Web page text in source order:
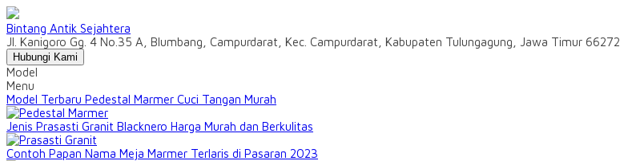
Bintang Antik Sejahtera
Jl. Kanigoro Gg. 4 No.35 A, Blumbang, Campurdarat, Kec. Campurdarat, Kabupaten Tulungagung, Jawa Timur 66272
Hubungi Kami
Model
Menu
Model Terbaru Pedestal Marmer Cuci Tangan Murah
Jenis Prasasti Granit Blacknero Harga Murah dan Berkulitas
Contoh Papan Nama Meja Marmer Terlaris di Pasaran 2023